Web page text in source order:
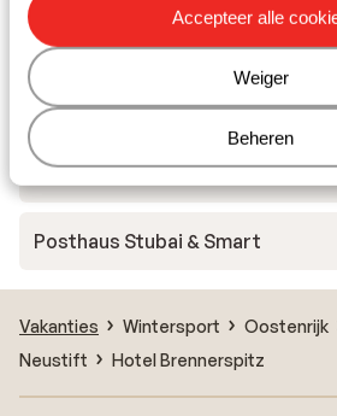
Accepteer alle
Weiger
Beheren
Hotel B&B Bergjuwel
Alpin Resort Stubaier Hof
Appartementen zum Holzknecht
Posthaus Stubai & Smart
Vakanties Wintersport Oostenrijk
Neustift
Hotel Brennerspitz